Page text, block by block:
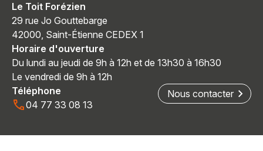
Le Toit Forézien
29 rue Jo Gouttebarge
42000, Saint-Étienne CEDEX 1
Horaire d'ouverture
Du lundi au jeudi de 9h à 12h et de 13h30 à 16h30
Le vendredi de 9h à 12h
Téléphone
04 77 33 08 13
Nous contacter